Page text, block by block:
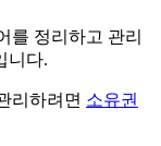
를 정리하고 관리
니다.
리하려면 소유권